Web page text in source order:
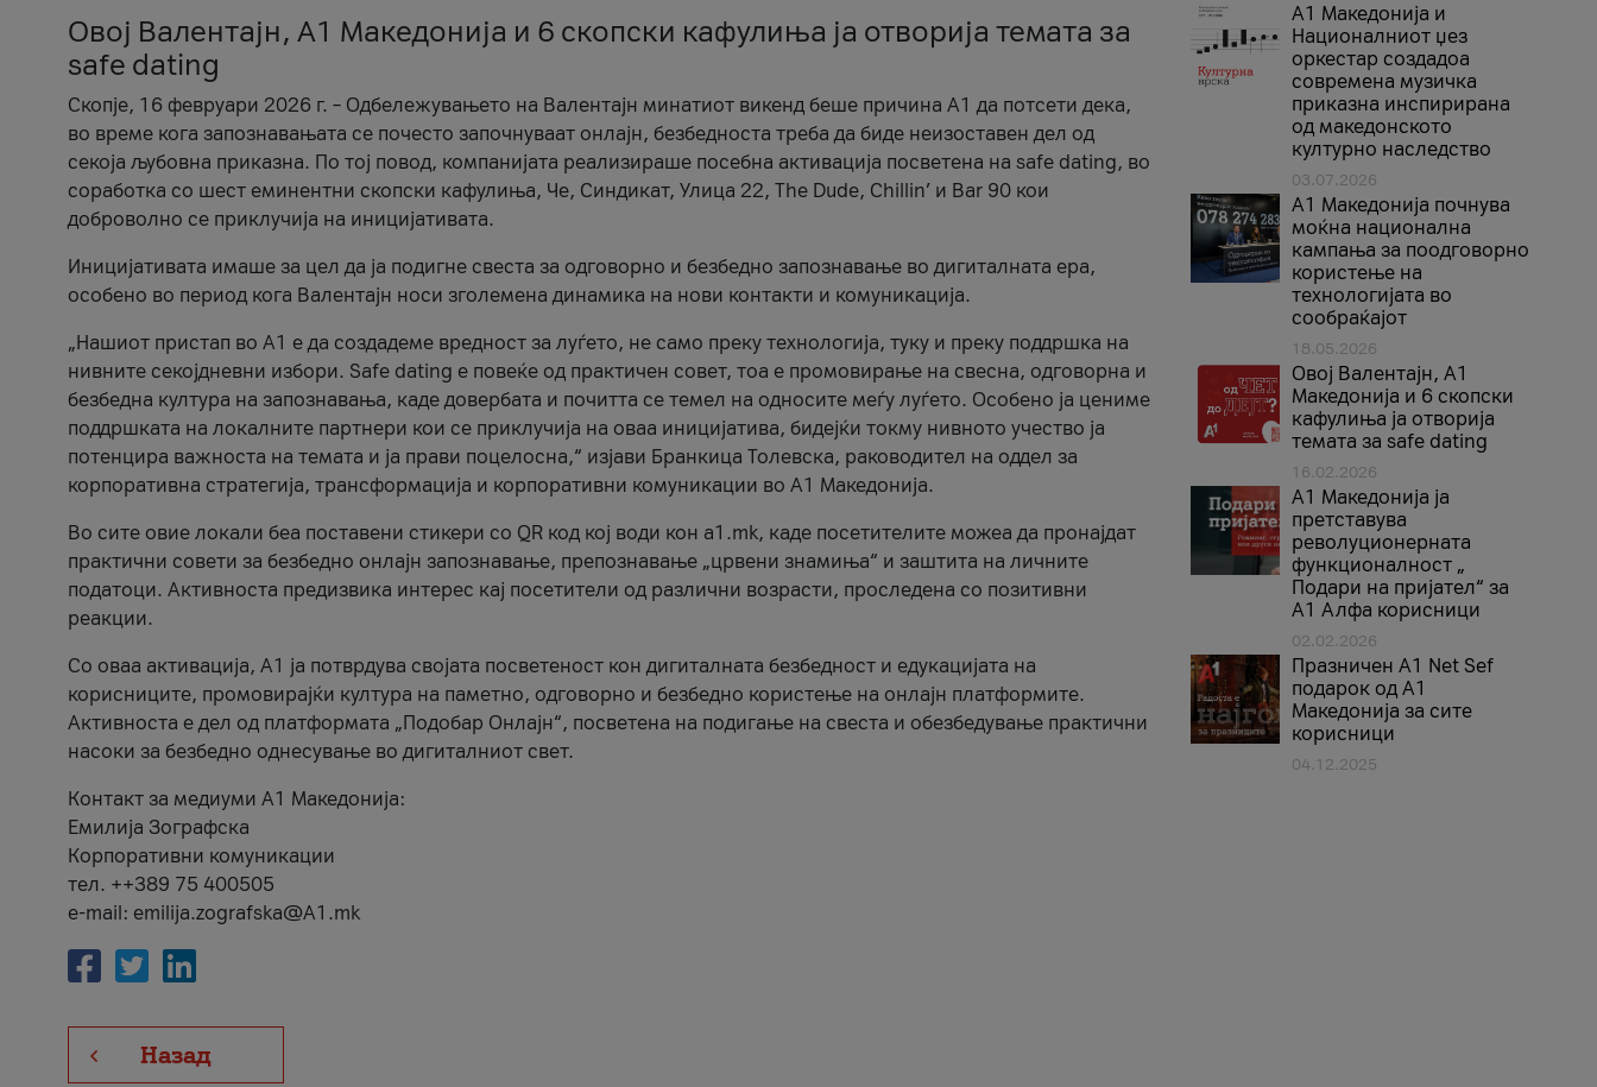
Овој Валентајн, A1 Македонија и 6 скопски кафулиња ја отворија темата за
safe dating
Скопје, 16 февруари 2026 г. – Одбележувањето на Валентајн минатиот викенд беше причина А1 да потсети дека,
во време кога запознавањата се почесто започнуваат онлајн, безбедноста треба да биде неизоставен дел од
секоја љубовна приказна. По тој повод, компанијата реализираше посебна активација посветена на safe dating, во
соработка со шест еминентни скопски кафулиња, Че, Синдикат, Улица 22, The Dude, Chillin’ и Bar 90 кои
доброволно се приклучија на иницијативата.
Иницијативата имаше за цел да ја подигне свеста за одговорно и безбедно запознавање во дигиталната ера,
особено во период кога Валентајн носи зголемена динамика на нови контакти и комуникација.
„Нашиот пристап во А1 е да создадеме вредност за луѓето, не само преку технологија, туку и преку поддршка на
нивните секојдневни избори. Safe dating е повеќе од практичен совет, тоа е промовирање на свесна, одговорна и
безбедна култура на запознавања, каде довербата и почитта се темел на односите меѓу луѓето. Особено ја цениме
поддршката на локалните партнери кои се приклучија на оваа иницијатива, бидејќи токму нивното учество ја
потенцира важноста на темата и ја прави поцелосна,“ изјави Бранкица Толевска, раководител на оддел за
корпоративна стратегија, трансформација и корпоративни комуникации во А1 Македонија.
Во сите овие локали беа поставени стикери со QR код кој води кон a1.mk, каде посетителите можеа да пронајдат
практични совети за безбедно онлајн запознавање, препознавање „црвени знамиња“ и заштита на личните
податоци. Активноста предизвика интерес кај посетители од различни возрасти, проследена со позитивни
реакции.
Со оваа активација, А1 ја потврдува својата посветеност кон дигиталната безбедност и едукацијата на
корисниците, промовирајќи култура на паметно, одговорно и безбедно користење на онлајн платформите.
Активноста е дел од платформата „Подобар Онлајн“, посветена на подигање на свеста и обезбедување практични
насоки за безбедно однесување во дигиталниот свет.
Контакт за медиуми А1 Македонија:
Емилија Зографска
Корпоративни комуникации
тел. ++389 75 400505
e-mail: emilija.zografska@A1.mk
Назад
А1 Македонија и
Националниот џез
оркестар создадоа
современа музичка
приказна инспирирана
од македонското
културно наследство
03.07.2026
A1 Македонија почнува
моќна национална
кампања за поодговорно
користење на
технологијата во
сообраќајот
18.05.2026
Овој Валентајн, A1
Македонија и 6 скопски
кафулиња ја отворија
темата за safe dating
16.02.2026
А1 Македонија ја
претставува
револуционерната
функционалност „
Подари на пријател“ за
А1 Алфа корисници
02.02.2026
Празничен A1 Net Sеf
подарок од А1
Македонија за сите
корисници
04.12.2025